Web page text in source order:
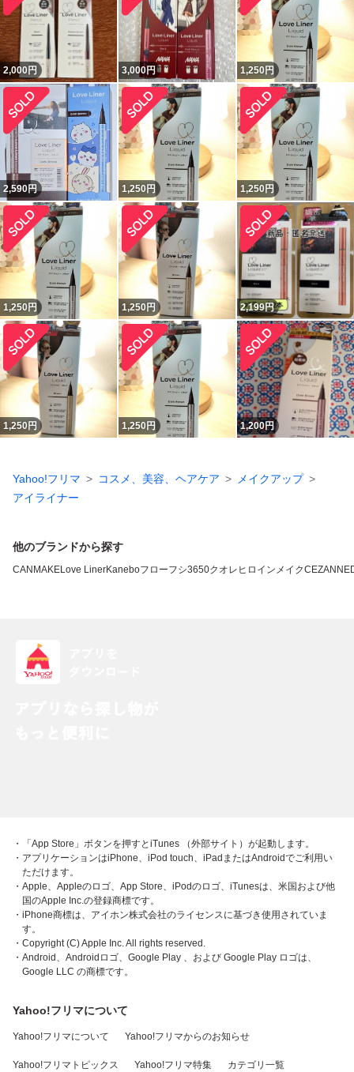
2,000円 3,000円 1,250 円
2,590円 1,250 円 1,250 円
1,250 円 1,250円 2,199円
1,250円 1,250 円 1,200円
Yahoo!フリマ コスメ、美容、ヘアケア
メイクアップ
アイライナー
他のブランドから探す
CANMAKELove LinerKaneboフローフシ3650クオレ ヒロインメイクCEZANNE
・「App Store」ボタンを押すとiTunes （外部サイト）が起動します。
・アプリケーションはiPhone、iPod touch、iPadまたはAndroidでご利用い
ただけます。
・Apple、Appleのロゴ、App Store、iPodのロゴ、iTunesは、米国および他
国のApple Inc.の登録商標です。
・iPhone商標は、アイホン株式会社のライセンスに基づき使用されていま
す。
・Copyright (C) Apple Inc. All rights reserved.
・Android、Androidロゴ、Google Play 、および Google Play ロゴは、
Google LLC の商標です。
Yahoo!フリマについて
Yahoo!フリマについて Yahoo!フリマからのお知らせ
Yahoo!フリマトピックス Yahoo!フリマ特集 カテゴリ一覧